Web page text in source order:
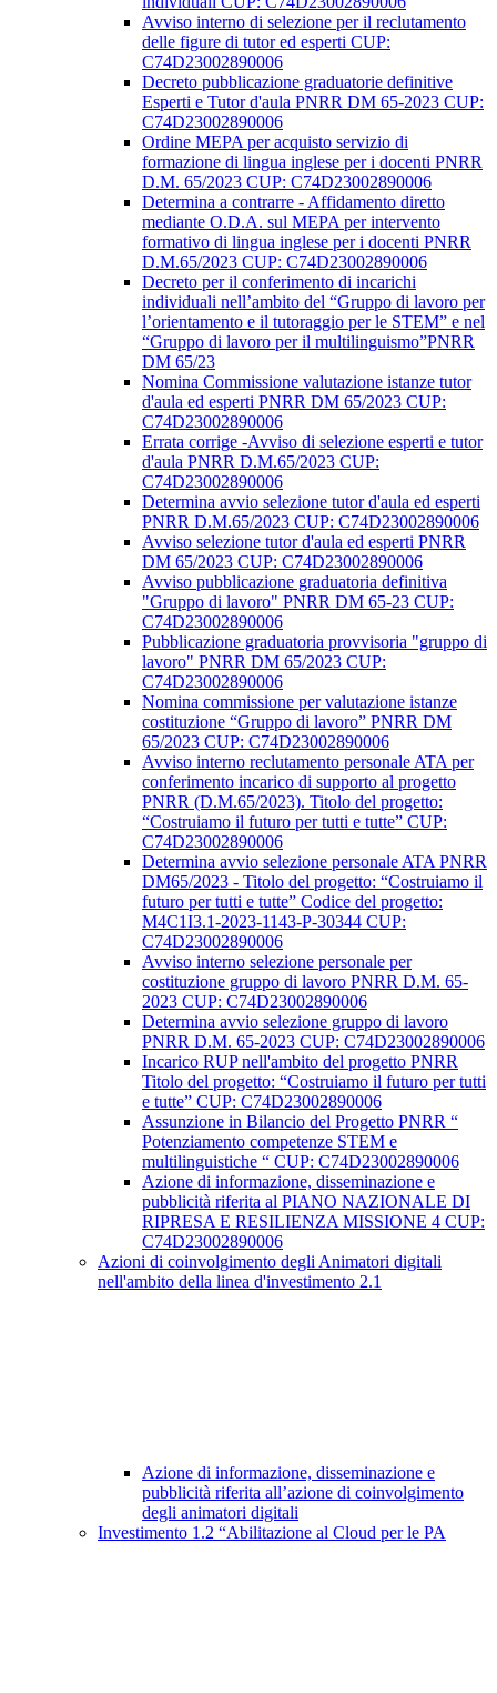
Avviso interno di selezione per il reclutamento
delle figure di tutor ed esperti CUP:
C74D23002890006
Decreto pubblicazione graduatorie definitive
Esperti e Tutor d'aula PNRR DM 65-2023 CUP:
C74D23002890006
Ordine MEPA per acquisto servizio di
formazione di lingua inglese per i docenti PNRR
D.M. 65/2023 CUP: C74D23002890006
Determina a contrarre - Affidamento diretto
mediante O.D.A. sul MEPA per intervento
formativo di lingua inglese per i docenti PNRR
D.M.65/2023 CUP: C74D23002890006
Decreto per il conferimento di incarichi
individuali nell’ambito del “Gruppo di lavoro per
l’orientamento e il tutoraggio per le STEM” e nel
“Gruppo di lavoro per il multilinguismo”PNRR
DM 65/23
Nomina Commissione valutazione istanze tutor
d'aula ed esperti PNRR DM 65/2023 CUP:
C74D23002890006
Errata corrige -Avviso di selezione esperti e tutor
d'aula PNRR D.M.65/2023 CUP:
C74D23002890006
Determina avvio selezione tutor d'aula ed esperti
PNRR D.M.65/2023 CUP: C74D23002890006
Avviso selezione tutor d'aula ed esperti PNRR
DM 65/2023 CUP: C74D23002890006
Avviso pubblicazione graduatoria definitiva
"Gruppo di lavoro" PNRR DM 65-23 CUP:
C74D23002890006
Pubblicazione graduatoria provvisoria "gruppo di
lavoro" PNRR DM 65/2023 CUP:
C74D23002890006
Nomina commissione per valutazione istanze
costituzione “Gruppo di lavoro” PNRR DM
65/2023 CUP: C74D23002890006
Avviso interno reclutamento personale ATA per
conferimento incarico di supporto al progetto
PNRR (D.M.65/2023). Titolo del progetto:
“Costruiamo il futuro per tutti e tutte” CUP:
C74D23002890006
Determina avvio selezione personale ATA PNRR
DM65/2023 - Titolo del progetto: “Costruiamo il
futuro per tutti e tutte” Codice del progetto:
M4C1I3.1-2023-1143-P-30344 CUP:
C74D23002890006
Avviso interno selezione personale per
costituzione gruppo di lavoro PNRR D.M. 65-
2023 CUP: C74D23002890006
Determina avvio selezione gruppo di lavoro
PNRR D.M. 65-2023 CUP: C74D23002890006
Incarico RUP nell'ambito del progetto PNRR
Titolo del progetto: “Costruiamo il futuro per tutti
e tutte” CUP: C74D23002890006
Assunzione in Bilancio del Progetto PNRR “
Potenziamento competenze STEM e
multilinguistiche “ CUP: C74D23002890006
Azione di informazione, disseminazione e
pubblicità riferita al PIANO NAZIONALE DI
RIPRESA E RESILIENZA MISSIONE 4 CUP:
C74D23002890006
Azioni di coinvolgimento degli Animatori digitali
nell'ambito della linea d'investimento 2.1
Azione di informazione, disseminazione e
pubblicità riferita all’azione di coinvolgimento
degli animatori digitali
Investimento 1.2 “Abilitazione al Cloud per le PA